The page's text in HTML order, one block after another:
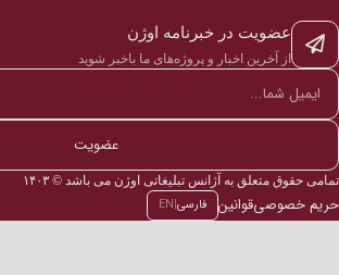
عضویت در خبرنامه اوژن
از آخرین اخبار و پروژه‌های ما باخبر شوید
عضویت
تمامی حقوق متعلق به آژانس تبلیغاتی اوژن می باشد © ۱۴۰۳
حریم خصوصیقوانین فارسی|
EN